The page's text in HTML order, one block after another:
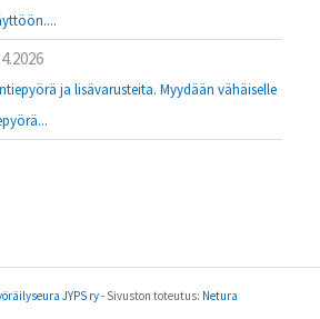
ja lisävarusteita. Myydään vähäiselle
JYPS ry- Sivuston toteutus: Netura